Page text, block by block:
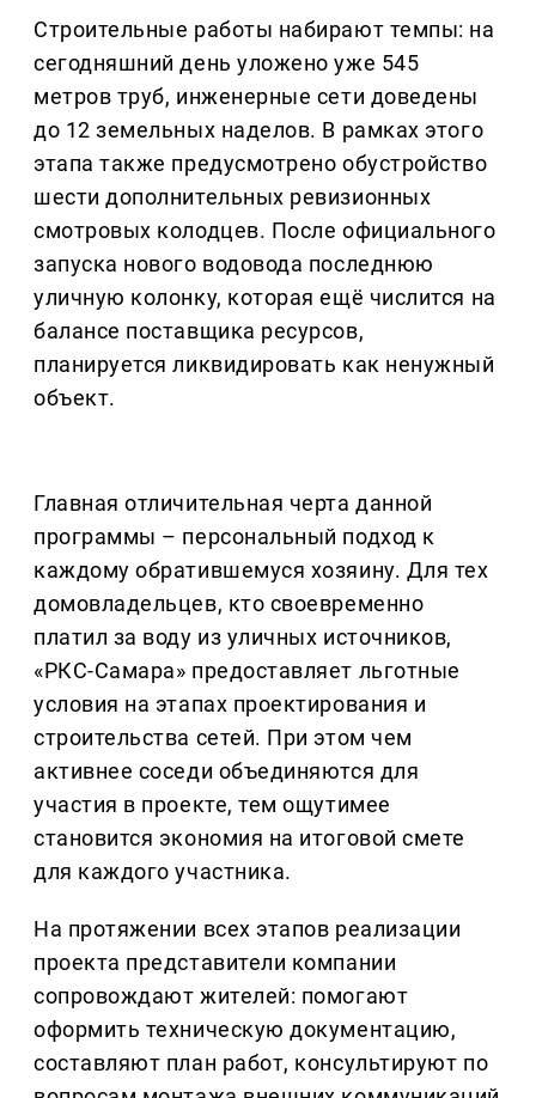
Строительные работы набирают темпы: на
сегодняшний день уложено уже 545
метров труб, инженерные сети доведены
до 12 земельных наделов. В рамках этого
этапа также предусмотрено обустройство
шести дополнительных ревизионных
смотровых колодцев. После официального
запуска нового водовода последнюю
уличную колонку, которая ещё числится на
балансе поставщика ресурсов,
планируется ликвидировать как ненужный
объект.
Главная отличительная черта данной
программы – персональный подход к
каждому обратившемуся хозяину. Для тех
домовладельцев, кто своевременно
платил за воду из уличных источников,
«РКС-Самара» предоставляет льготные
условия на этапах проектирования и
строительства сетей. При этом чем
активнее соседи объединяются для
участия в проекте, тем ощутимее
становится экономия на итоговой смете
для каждого участника.
На протяжении всех этапов реализации
проекта представители компании
сопровождают жителей: помогают
оформить техническую документацию,
составляют план работ, консультируют по